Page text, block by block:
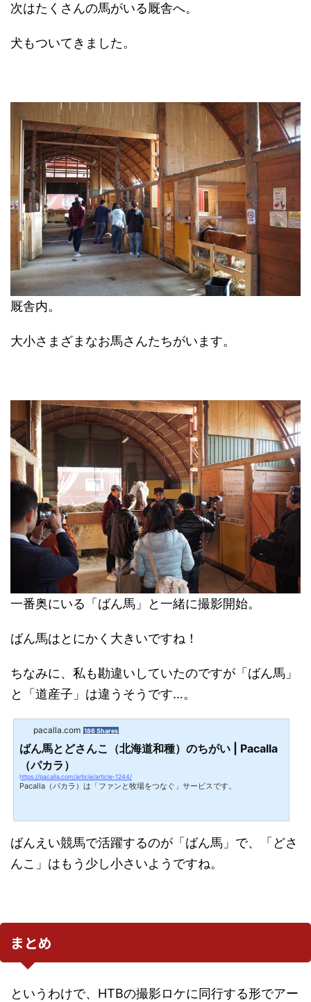
次はたくさんの馬がいる厩舎へ。
犬もついてきました。
厩舎内。
大小さまざまなお馬さんたちがいます。
一番奥にいる「ばん馬」と一緒に撮影開始。
ばん馬はとにかく大きいですね！
ちなみに、私も勘違いしていたのですが「ばん馬」
と「道産子」は違うそうです…。
pacalla.com 186 Shares
ばん馬とどさんこ（北海道和種）のちがい | Pacalla
（パカラ）
https://pacalla.com/article/article-1244/
Pacalla（パカラ）は「ファンと牧場をつなぐ」サービスです。
ばんえい競馬で活躍するのが「ばん馬」で、「どさ
んこ」はもう少し小さいようですね。
まとめ
というわけで、HTBの撮影ロケに同行する形でアー